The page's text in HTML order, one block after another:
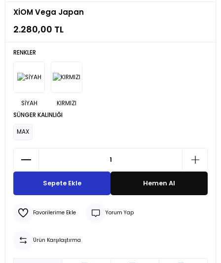
XİOM Vega Japan
2.280,00 TL
RENKLER
SÜNGER KALINLIĞI
MAX
Sepete Ekle Hemen Al
Yorum Yap
Ürün Karşılaştırma